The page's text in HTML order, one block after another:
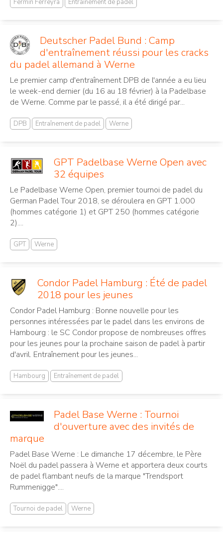
Fermin Ferreyra Entraînement de padel
Deutscher Padel Bund : Camp
d'entraînement réussi pour les cracks
du padel allemand à Werne
Le premier camp d'entraînement DPB de l'année a eu lieu
le week-end dernier (du 16 au 18 février) à la Padelbase
de Werne. Comme par le passé, il a été dirigé par...
DPB Entraînement de padel Werne
GPT Padelbase Werne Open avec
32 équipes
Le Padelbase Werne Open, premier tournoi de padel du
German Padel Tour 2018, se déroulera en GPT 1.000
(hommes catégorie 1) et GPT 250 (hommes catégorie
2)....
GPT Werne
Condor Padel Hamburg : Été de padel
2018 pour les jeunes
Condor Padel Hamburg : Bonne nouvelle pour les
personnes intéressées par le padel dans les environs de
Hambourg : le SC Condor propose de nombreuses offres
pour les jeunes pour la prochaine saison de padel à partir
d'avril. Entraînement pour les jeunes...
Hambourg Entraînement de padel
Padel Base Werne : Tournoi
d'ouverture avec des invités de
marque
Padel Base Werne : Le dimanche 17 décembre, le Père
Noël du padel passera à Werne et apportera deux courts
de padel flambant neufs de la marque "Trendsport
Rummenigge"....
Tournoi de padel Werne